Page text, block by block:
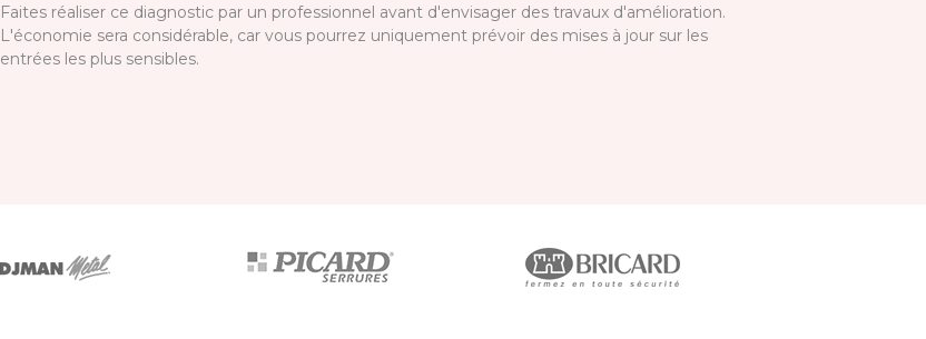
Faites réaliser ce diagnostic par un professionnel avant d'envisager des travaux d'amélioration.
L'économie sera considérable, car vous pourrez uniquement prévoir des mises à jour sur les
entrées les plus sensibles.